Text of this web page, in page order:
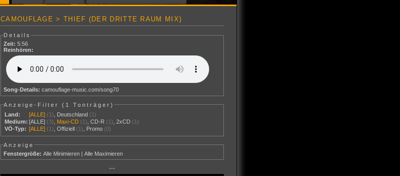
CAMOUFLAGE > THIEF (DER DRITTE RAUM MIX)
Details
Zeit: 5:56
Reinhören:
Song-Details: camouflage-music.com/song70
Anzeige-Filter ( 1 Tonträger)
Land:
[ALLE] (1) Deutschland (1)
Medium: [ALLE] (3) Maxi-CD (1) ,CD-R (1) ,2xCD (1)
VÖ-Typ: [ALLE] (1) ,Offiziell (1) Promo (0)
Anzeige
Fenstergröße: Alle Minimieren |Alle Maximieren
···